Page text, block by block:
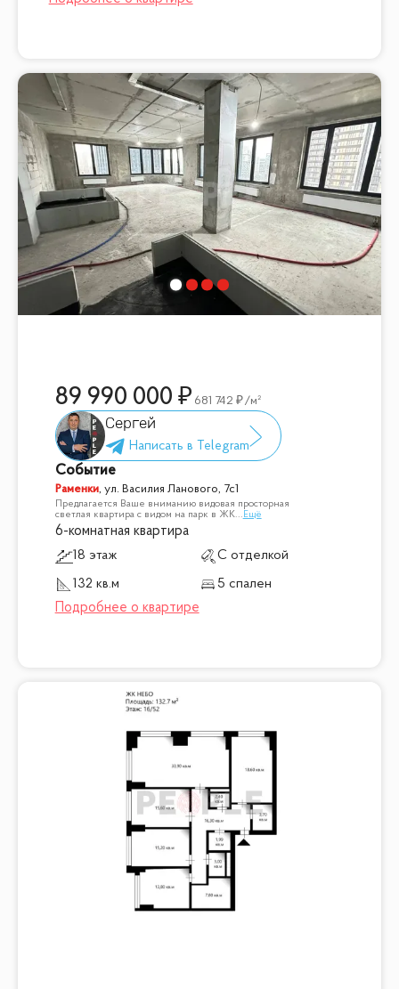
89 990 000 681 742 /м²
Сергей
Событие
Раменки, ул. Василия Ланового, 7с1
Предлагается Ваше вниманию видовая просторная
светлая квартира с видом на парк в ЖК... Ещё
6-комнатная квартира
18 этаж
С отделкой
132 кв.м
5 спален